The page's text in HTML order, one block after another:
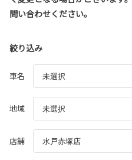
2026-08-03
ハリアー 一部改良
ハリアーは茨城トヨタから。
2026-07-29
コースター 一部改良
コースターが一部改良となりました。
コースターは茨城トヨタから。
問い合わせください。
絞り込み
車名
地域
店舗